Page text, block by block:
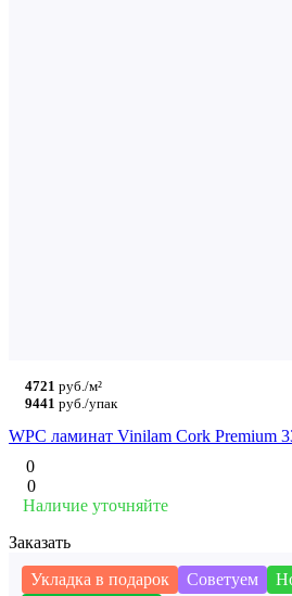
4721 руб./м²
9441 руб./упак
WPC ламинат Vinilam Cork Premium
0
0
Наличие уточняйте
Заказать
Укладка в подарок
Советуем